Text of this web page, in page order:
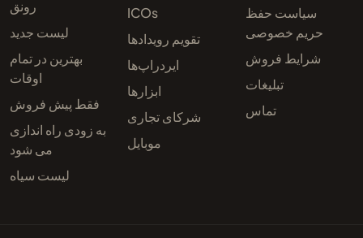
رونق
لیست جدید
بهترین در تمام
اوقات
فقط پیش فروش
به زودی راه اندازی
می شود
لیست سیاه
ICOs
تقویم رویدادها
ایردراپ‌ها
ابزارها
شرکای تجاری
موبایل
سیاست حفظ
حریم خصوصی
شرایط فروش
تبلیغات
تماس